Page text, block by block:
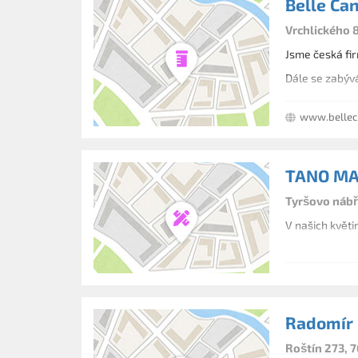
Belle
Vrchlického
Jsme česká
Dále se
TANO
Tyršovo
V našich
Radomír
Roštín 273,